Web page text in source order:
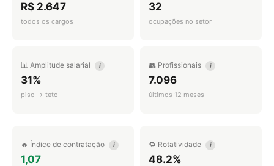
R$ 2.647
todos os cargos
32
ocupações no setor
📊 Amplitude salarial i
31%
piso → teto
👥 Profissionais i
7.096
últimos 12 meses
🔥 Índice de contratação i
1,07
🔁 Rotatividade i
48.2%